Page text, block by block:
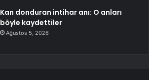
Kan donduran intihar anı: O anları
böyle kaydettiler
Ağustos 5, 2026